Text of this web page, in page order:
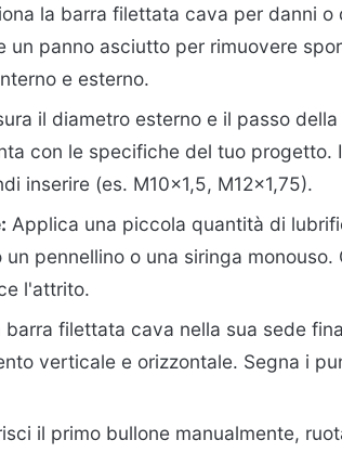
la barra filettata cava per danni o
un panno asciutto per rimuovere
e esterno.
il diametro esterno e il passo
con le specifiche del tuo progetto.
inserire (es. M10×1,5, M12×1,75).
Applica una piccola quantità di
pennellino o una siringa monouso.
l'attrito.
barra filettata cava nella sua sede
verticale e orizzontale. Segna i
il primo bullone manualmente,